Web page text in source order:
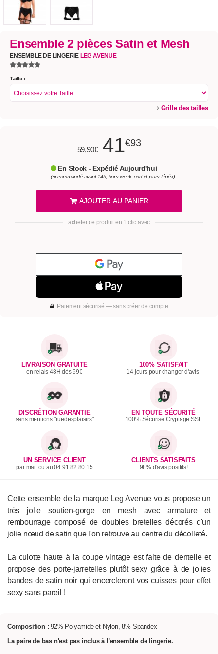
Ensemble 2 pièces Satin et Mesh
ENSEMBLE DE LINGERIE LEG AVENUE
Taille :
Grille des tailles
59,90€ 41€93
En Stock - Expédié Aujourd'hui
(si commandé avant 14h, hors week-end et jours fériés)
AJOUTER AU PANIER
acheter ce produit en 1 clic avec
Paiement sécurisé — sans créer de compte
LIVRAISON GRATUITE
en relais 48H dès 69€
100% SATISFAIT
14 jours pour changer d'avis!
DISCRÉTION GARANTIE
sans mentions "ruedesplaisirs"
EN TOUTE SÉCURITÉ
100% Sécurisé Cryptage SSL
UN SERVICE CLIENT
par mail ou au 04.91.82.80.15
CLIENTS SATISFAITS
98% d'avis positifs!
Cette ensemble de la marque Leg Avenue vous propose un
très jolie soutien-gorge en mesh avec armature et
rembourrage composé de doubles bretelles décorés d'un
jolie nœud de satin que l'on retrouve au centre du décolleté.
La culotte haute à la coupe vintage est faite de dentelle et
propose des porte-jarretelles plutôt sexy grâce à de jolies
bandes de satin noir qui encercleront vos cuisses pour effet
sexy sans pareil !
Composition :92% Polyamide et Nylon, 8% Spandex
La paire de bas n'est pas inclus à l'ensemble de lingerie.